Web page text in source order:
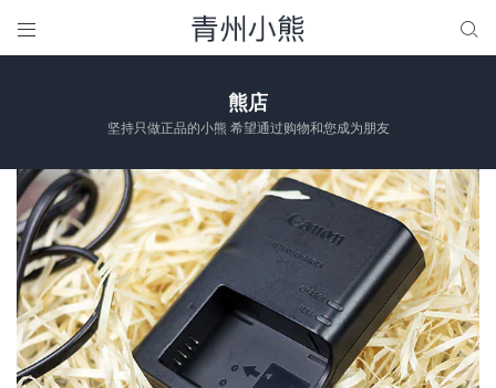
 
熊店
坚持只做正品的小熊 希望通过购物和您成为朋友